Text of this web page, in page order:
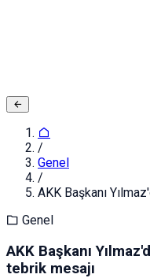
/
Genel
/
AKK Başkanı
Genel
AKK Başkanı
tebrik mesajı